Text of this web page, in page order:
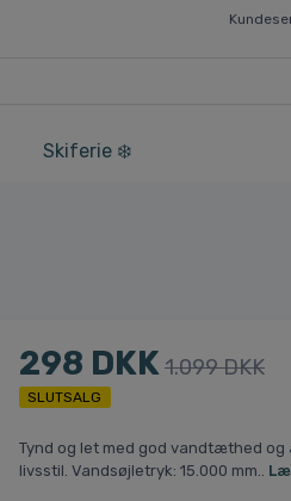
Skiferie ❄️
298 DKK 1.099 DKK
SLUTSALG
Tynd og let med god vandtæthed
livsstil. Vandsøjletryk: 15.000 mm..